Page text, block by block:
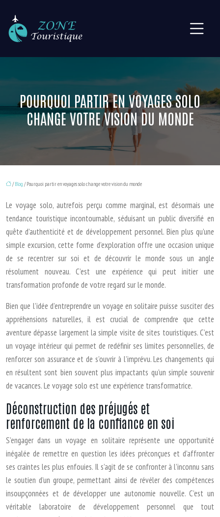
POURQUOI PARTIR EN VOYAGES SOLO
CHANGE VOTRE VISION DU MONDE
/Blog / Pourquoi partir en voyages solo change votre vision du monde
Le voyage solo, autrefois perçu comme marginal, est désormais une
tendance touristique incontournable, séduisant un public diversifié en
quête d’authenticité et de développement personnel. Bien plus qu’une
simple excursion, cette forme d’exploration offre une occasion unique
de se recentrer sur soi et de découvrir le monde sous un angle
résolument nouveau. C’est une expérience qui peut initier une
transformation profonde de votre regard sur le monde.
Bien que l’idée d’entreprendre un voyage en solitaire puisse susciter des
appréhensions naturelles, il est crucial de comprendre que cette
aventure dépasse largement la simple visite de sites touristiques. C’est
un voyage intérieur qui permet de redéfinir ses limites personnelles, de
renforcer son assurance et de s’ouvrir à l’imprévu. Les changements qui
en résultent sont bien souvent plus impactants qu’un simple souvenir
de vacances. Le voyage solo est une expérience transformatrice.
Déconstruction des préjugés et
renforcement de la confiance en soi
S’engager dans un voyage en solitaire représente une opportunité
inégalée de remettre en question les idées préconçues et d’affronter
ses craintes les plus enfouies. Il s’agit de se confronter à l’inconnu sans
le soutien d’un groupe, permettant ainsi de révéler des compétences
insoupçonnées et de développer une autonomie nouvelle. C’est un
véritable laboratoire de développement personnel que tout